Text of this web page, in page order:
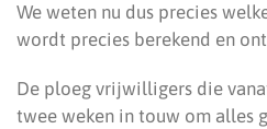
We weten nu dus precies
wordt precies berekend en
De ploeg vrijwilligers die
twee weken in touw om alles